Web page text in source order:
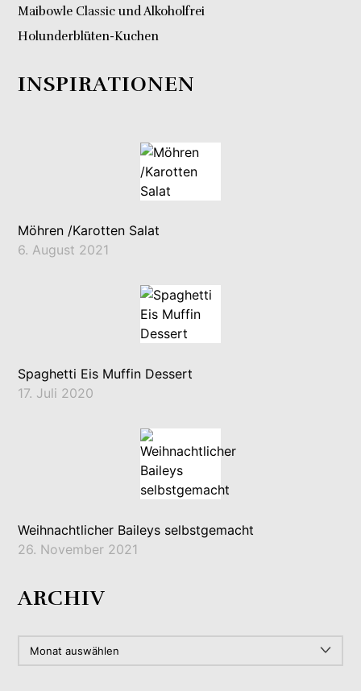
Maibowle Classic und Alkoholfrei
Holunderblüten-Kuchen
INSPIRATIONEN
Möhren /Karotten Salat
6. August 2021
Spaghetti Eis Muffin Dessert
17. Juli 2020
Weihnachtlicher Baileys selbstgemacht
26. November 2021
ARCHIV